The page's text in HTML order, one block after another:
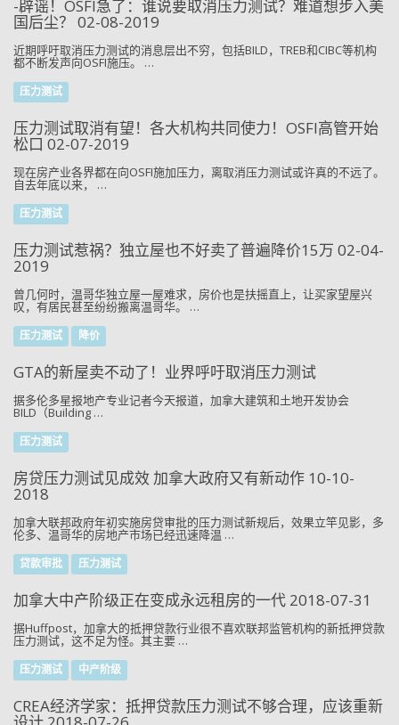
-辟谣！OSFI急了：谁说要取消压力测试？难道想步入美
国后尘？ 02-08-2019
近期呼吁取消压力测试的消息层出不穷，包括BILD，TREB和CIBC等机构
都不断发声向OSFI施压。 …
压力测试
压力测试取消有望！各大机构共同使力！OSFI高管开始
松口 02-07-2019
现在房产业各界都在向OSFI施加压力，离取消压力测试或许真的不远了。
自去年底以来， …
压力测试
压力测试惹祸？独立屋也不好卖了普遍降价15万 02-04-
2019
曾几何时，温哥华独立屋一屋难求，房价也是扶摇直上，让买家望屋兴
叹，有居民甚至纷纷搬离温哥华。 …
压力测试 降价
GTA的新屋卖不动了！业界呼吁取消压力测试
据多伦多星报地产专业记者今天报道，加拿大建筑和土地开发协会
BILD（Building …
压力测试
房贷压力测试见成效 加拿大政府又有新动作 10-10-
2018
加拿大联邦政府年初实施房贷审批的压力测试新规后，效果立竿见影，多
伦多、温哥华的房地产市场已经迅速降温 …
贷款审批 压力测试
加拿大中产阶级正在变成永远租房的一代 2018-07-31
据Huffpost，加拿大的抵押贷款行业很不喜欢联邦监管机构的新抵押贷款
压力测试，这不足为怪。其主要 …
压力测试 中产阶级
CREA经济学家：抵押贷款压力测试不够合理，应该重新